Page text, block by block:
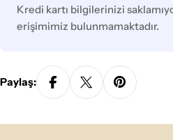
Kredi kartı bilgilerinizi
erişimimiz bulunmamaktadır.
Paylaş: